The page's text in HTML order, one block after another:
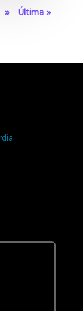
» Última »